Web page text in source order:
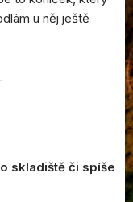
u něj ještě
skladiště či spíše